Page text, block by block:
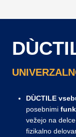
DÙCTILE
posebnimi
vežejo na
fizikalno